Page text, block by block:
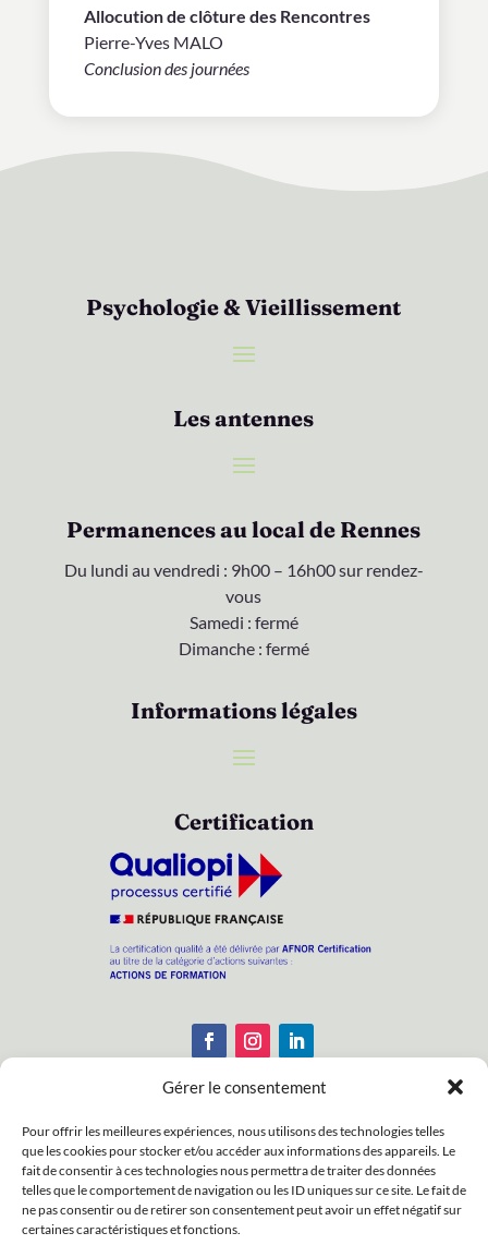
Gérer le consentement
Pour offrir les meilleures expériences, nous utilisons des technologies telles
que les cookies pour stocker et/ou accéder aux informations des appareils. Le
fait de consentir à ces technologies nous permettra de traiter des données
telles que le comportement de navigation ou les ID uniques sur ce site. Le fait de
ne pas consentir ou de retirer son consentement peut avoir un effet négatif sur
certaines caractéristiques et fonctions.
Allocution de clôture des Rencontres
Pierre-Yves MALO
Conclusion des journées
Psychologie & Vieillissement
Les antennes
Permanences au local de Rennes
Du lundi au vendredi : 9h00 – 16h00 sur rendez-
vous
Samedi : fermé
Dimanche : fermé
Informations légales
Certification
Enregistrements : N° APE : 8559A – N° Siret :
38188172100033 – N° d’activité : 53350255935
Copyright © 2026 Association Psychologie &